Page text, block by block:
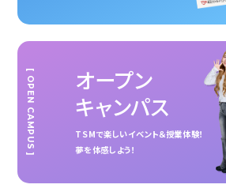
オープン
キャンパス
TSMで楽しいイベント＆授業体験！
夢を体感しよう！
[ OPEN CAMPUS ]